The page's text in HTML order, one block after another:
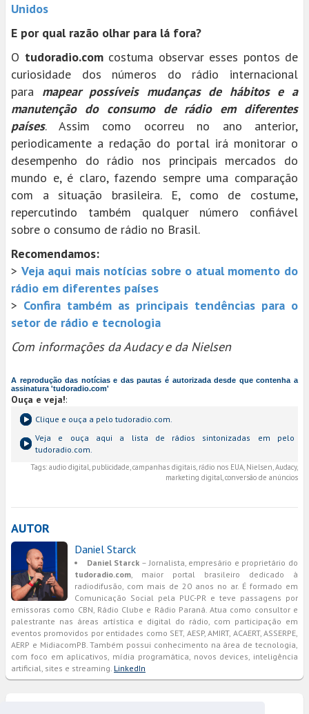
Unidos
E por qual razão olhar para lá fora?
O tudoradio.comcostuma observar esses pontos de
curiosidade dos números do rádio internacional
para mapear possíveis mudanças de hábitos e a
manutenção do consumo de rádio em diferentes
países. Assim como ocorreu no ano anterior,
periodicamente a redação do portal irá monitorar o
desempenho do rádio nos principais mercados do
mundo e, é claro, fazendo sempre uma comparação
com a situação brasileira. E, como de costume,
repercutindo também qualquer número confiável
sobre o consumo de rádio no Brasil.
Recomendamos:
> Veja aqui mais notícias sobre o atual momento do
rádio em diferentes países
> Confira também as principais tendências para o
setor de rádio e tecnologia
Com informações da Audacy e da Nielsen
A reprodução das notícias e das pautas é autorizada desde que contenha a
assinatura 'tudoradio.com'
Ouça e veja!:
Clique e ouça a pelo tudoradio.com.
Veja e ouça aqui a lista de rádios sintonizadas em pelo
tudoradio.com.
Tags: audio digital, publicidade, campanhas digitais, rádio nos EUA, Nielsen, Audacy,
marketing digital, conversão de anúncios
AUTOR
Daniel Starck
Daniel Starck – Jornalista, empresário e proprietário do
tudoradio.com, maior portal brasileiro dedicado à
radiodifusão, com mais de 20 anos no ar. É formado em
Comunicação Social pela PUC-PR e teve passagens por
emissoras como CBN, Rádio Clube e Rádio Paraná. Atua como consultor e
palestrante nas áreas artística e digital do rádio, com participação em
eventos promovidos por entidades como SET, AESP, AMIRT, ACAERT, ASSERPE,
AERP e MidiacomPB. Também possui conhecimento na área de tecnologia,
com foco em aplicativos, mídia programática, novos devices, inteligência
artificial, sites e streaming. LinkedIn